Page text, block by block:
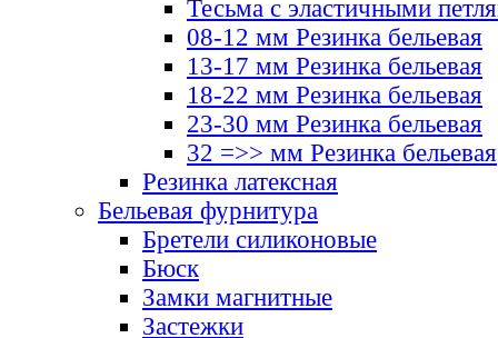
Тесьма с эластичными
08-12 мм Резинка бельевая
13-17 мм Резинка бельевая
18-22 мм Резинка бельевая
23-30 мм Резинка бельевая
32 =>> мм Резинка бельевая
Резинка латексная
Бельевая фурнитура
Бретели силиконовые
Бюск
Замки магнитные
Застежки